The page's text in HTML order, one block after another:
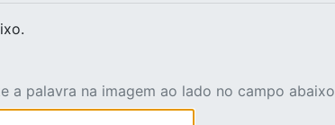
a palavra na imagem ao lado no campo abaixo